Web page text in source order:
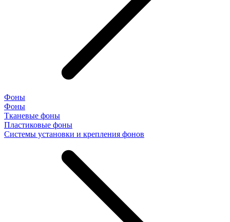
Фоны
Фоны
Тканевые фоны
Пластиковые фоны
Системы установки и крепления фонов